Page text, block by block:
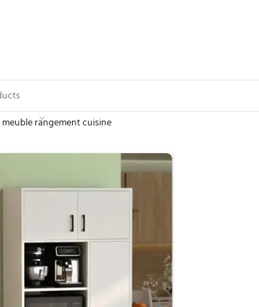
meuble rangement cuisine